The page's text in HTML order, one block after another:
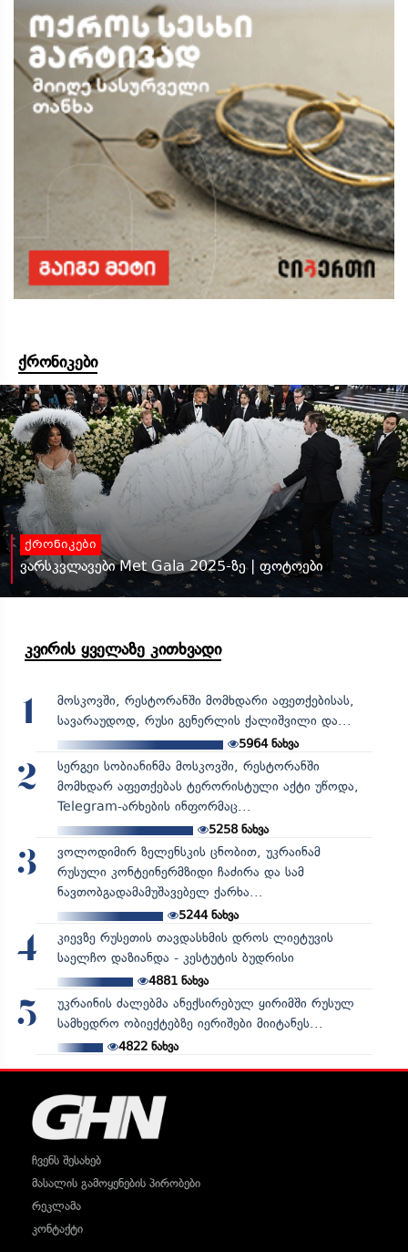
ქრონიკები
ქრონიკები
ვარსკვლავები Met Gala 2025-ზე | ფოტოები
კვირის ყველაზე კითხვადი
1
მოსკოვში, რესტორანში მომხდარი აფეთქებისას,
სავარაუდოდ, რუსი გენერლის ქალიშვილი და...
5964ნახვა
2
სერგეი სობიანინმა მოსკოვში, რესტორანში
მომხდარ აფეთქებას ტერორისტული აქტი უწოდა,
Telegram-არხების ინფორმაც...
5258ნახვა
3
ვოლოდიმირ ზელენსკის ცნობით, უკრაინამ
რუსული კონტეინერმზიდი ჩაძირა და სამ
ნავთობგადამამუშავებელ ქარხა...
5244ნახვა
4
კიევზე რუსეთის თავდასხმის დროს ლიეტუვის
საელჩო დაზიანდა - კესტუტის ბუდრისი
4881ნახვა
5
უკრაინის ძალებმა ანექსირებულ ყირიმში რუსულ
სამხედრო ობიექტებზე იერიშები მიიტანეს...
4822ნახვა
ჩვენს შესახებ
მასალის გამოყენების პირობები
რეკლამა
კონტაქტი